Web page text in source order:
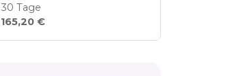
30 Tage
165,20 €